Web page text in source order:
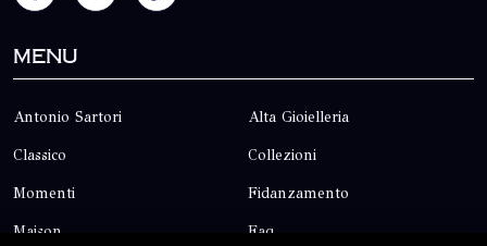
Menu
Antonio Sartori Alta Gioielleria
Classico Collezioni
Momenti Fidanzamento
Maison Faq